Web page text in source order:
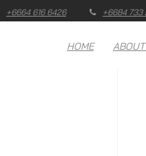
+6664 616 6426 +6684 733
HOME